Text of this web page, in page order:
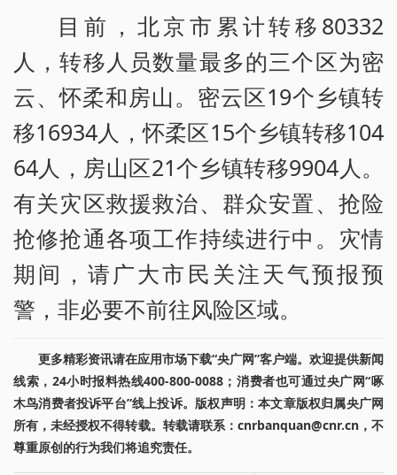
目前，北京市累计转移80332
人，转移人员数量最多的三个区为密
云、怀柔和房山。密云区19个乡镇转
移16934人，怀柔区15个乡镇转移104
64人，房山区21个乡镇转移9904人。
有关灾区救援救治、群众安置、抢险
抢修抢通各项工作持续进行中。灾情
期间，请广大市民关注天气预报预
警，非必要不前往风险区域。
更多精彩资讯请在应用市场下载“央广网”客户端。欢迎提供新闻
线索，24小时报料热线400-800-0088；消费者也可通过央广网“啄
木鸟消费者投诉平台”线上投诉。版权声明：本文章版权归属央广网
所有，未经授权不得转载。转载请联系：cnrbanquan@cnr.cn，不
尊重原创的行为我们将追究责任。